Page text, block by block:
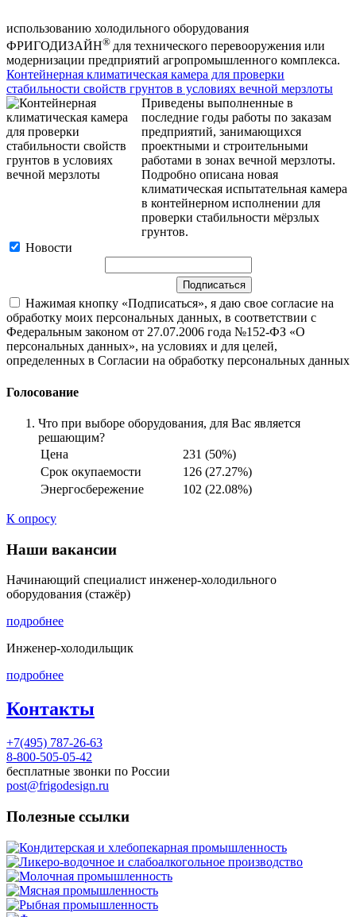
использованию холодильного оборудования
ФРИГОДИЗАЙН® для технического перевооружения или
модернизации предприятий агропромышленного комплекса.
Контейнерная климатическая камера для проверки
стабильности свойств грунтов в условиях вечной мерзлоты
Приведены выполненные в
последние годы работы по заказам
предприятий, занимающихся
проектными и строительными
работами в зонах вечной мерзлоты.
Подробно описана новая
климатическая испытательная камера
в контейнерном исполнении для
проверки стабильности мёрзлых
грунтов.
Новости
Нажимая кнопку «Подписаться», я даю свое согласие на
обработку моих персональных данных, в соответствии с
Федеральным законом от 27.07.2006 года №152-ФЗ «О
персональных данных», на условиях и для целей,
определенных в Согласии на обработку персональных данных
Голосование
Что при выборе оборудования, для Вас является
решающим?
Цена
231 (50%)
Срок окупаемости
126 (27.27%)
Энергосбережение
102 (22.08%)
К опросу
Наши вакансии
Начинающий специалист инженер-холодильного
оборудования (стажёр)
подробнее
Инженер-холодильщик
подробнее
Контакты
+7(495) 787-26-63
8-800-505-05-42
бесплатные звонки по России
post@frigodesign.ru
Полезные ссылки
Кондитерская и хлебопекарная промышленность
Ликеро-водочное и слабоалкогольное производство
Молочная промышленность
Мясная промышленность
Рыбная промышленность